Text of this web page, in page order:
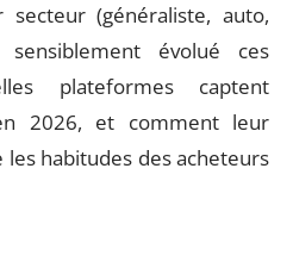
(généraliste, auto,
évolué ces
plateformes captent
2026, et comment leur
les habitudes des acheteurs